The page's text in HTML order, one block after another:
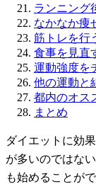
ランニング
なかなか痩
筋トレを行
食事を見直
運動強度を
他の運動と
都内のオス
まとめ
ダイエットに効
が多いのではな
も始めることが